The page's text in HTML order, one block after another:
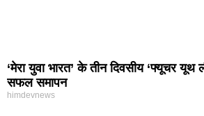
‘मेरा युवा भारत’ के तीन दिवसीय ‘फ्यूचर यूथ
सफल समापन
himdevnews